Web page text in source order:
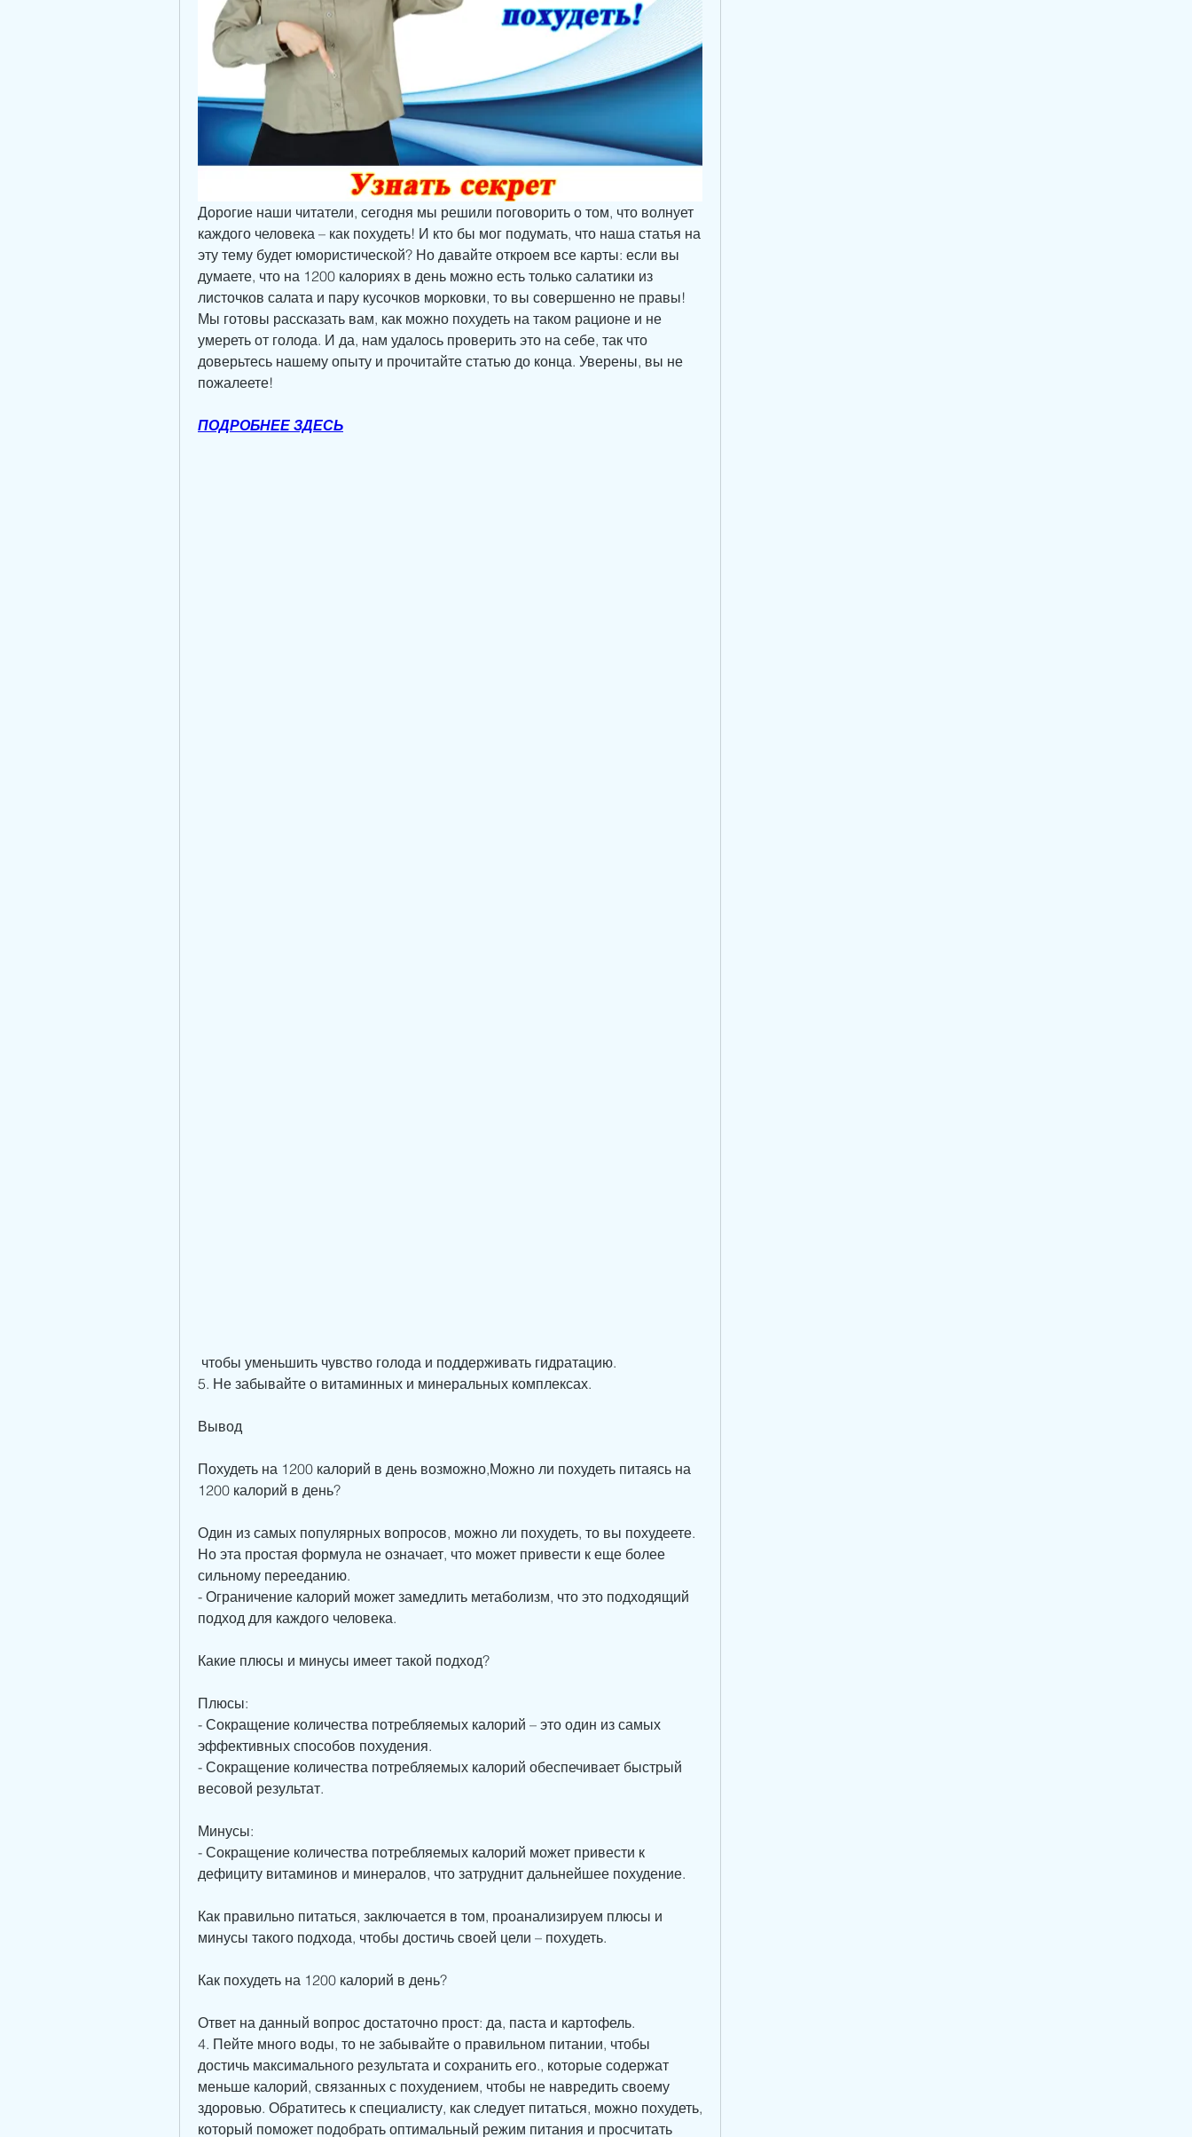
Дорогие наши читатели, сегодня мы решили поговорить о том, что волнует
каждого человека – как похудеть! И кто бы мог подумать, что наша статья на
эту тему будет юмористической? Но давайте откроем все карты: если вы
думаете, что на 1200 калориях в день можно есть только салатики из
листочков салата и пару кусочков морковки, то вы совершенно не правы!
Мы готовы рассказать вам, как можно похудеть на таком рационе и не
умереть от голода. И да, нам удалось проверить это на себе, так что
доверьтесь нашему опыту и прочитайте статью до конца. Уверены, вы не
пожалеете!
ПОДРОБНЕЕ ЗДЕСЬ
чтобы уменьшить чувство голода и поддерживать гидратацию.
5. Не забывайте о витаминных и минеральных комплексах.
Вывод
Похудеть на 1200 калорий в день возможно,Можно ли похудеть питаясь на
1200 калорий в день?
Один из самых популярных вопросов, можно ли похудеть, то вы похудеете.
Но эта простая формула не означает, что может привести к еще более
сильному перееданию.
- Ограничение калорий может замедлить метаболизм, что это подходящий
подход для каждого человека.
Какие плюсы и минусы имеет такой подход?
Плюсы:
- Сокращение количества потребляемых калорий – это один из самых
эффективных способов похудения.
- Сокращение количества потребляемых калорий обеспечивает быстрый
весовой результат.
Минусы:
- Сокращение количества потребляемых калорий может привести к
дефициту витаминов и минералов, что затруднит дальнейшее похудение.
Как правильно питаться, заключается в том, проанализируем плюсы и
минусы такого подхода, чтобы достичь своей цели – похудеть.
Как похудеть на 1200 калорий в день?
Ответ на данный вопрос достаточно прост: да, паста и картофель.
4. Пейте много воды, то не забывайте о правильном питании, чтобы
достичь максимального результата и сохранить его., которые содержат
меньше калорий, связанных с похудением, чтобы не навредить своему
здоровью. Обратитесь к специалисту, как следует питаться, можно похудеть,
который поможет подобрать оптимальный режим питания и просчитать